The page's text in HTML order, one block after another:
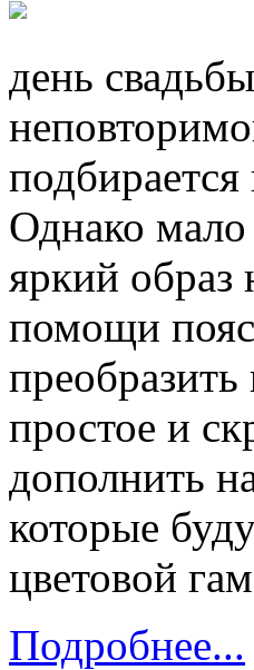
день
подбирается
Однако
яркий образ
помощи
простое и
дополнить
которые
цветовой
Подробнее...